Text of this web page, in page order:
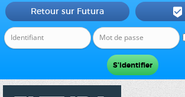
Retour sur Futura 